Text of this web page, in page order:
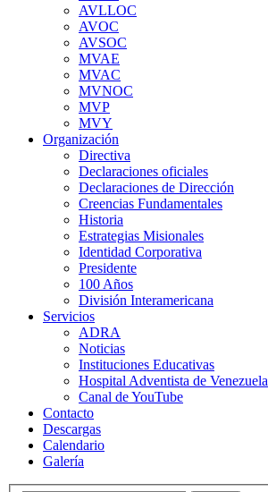
AVLLOC
AVOC
AVSOC
MVAE
MVAC
MVNOC
MVP
MVY
Organización
Directiva
Declaraciones oficiales
Declaraciones de Dirección
Creencias Fundamentales
Historia
Estrategias Misionales
Identidad Corporativa
Presidente
100 Años
División Interamericana
Servicios
ADRA
Noticias
Instituciones Educativas
Hospital Adventista de Venezuela
Canal de YouTube
Contacto
Descargas
Calendario
Galería